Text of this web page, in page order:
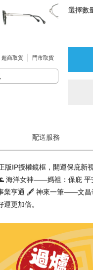
超商取貨 門市取貨
選擇數
配送服務
版IP授權鏡框，開運保庇
海洋女神——媽祖：保庇
業亨通 🖋️ 神來一筆——文
更加倍。